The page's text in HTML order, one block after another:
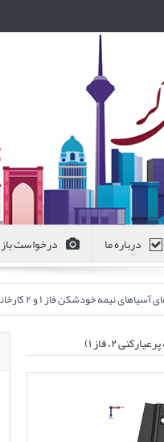
درباره ما درخواست
پرعیارکنی ۲ مجتمع مس سرچشمه)
۲، فاز ۱)